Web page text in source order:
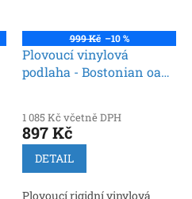
999 Kč –10 %
Plovoucí vinylová
podlaha - Bostonian oak
1 085 Kč včetně DPH
897 Kč
DETAIL
Plovoucí rigidní vinylová